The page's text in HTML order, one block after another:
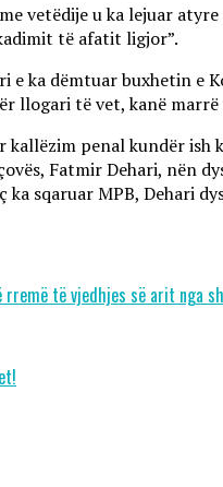
vetëdije u ka lejuar
të afatit ligjor”.
e ka dëmtuar buxhetin
llogari të vet, kanë
kallëzim penal kundër
Fatmir Dehari, nën
ka sqaruar MPB, Dehari
të vjedhjes së arit nga